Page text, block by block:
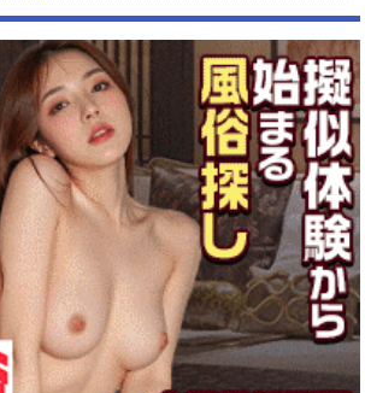
アに子どもたちが続々乱入 → スタッフが注意し
RSS